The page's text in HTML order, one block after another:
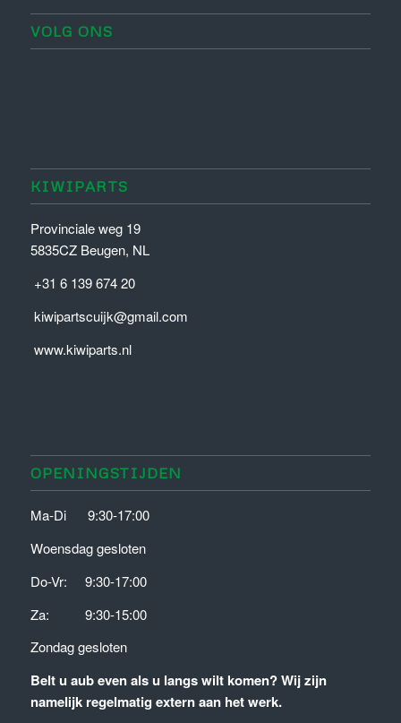
VOLG ONS
KIWIPARTS
Provinciale weg 19
5835CZ Beugen, NL
+31 6 139 674 20
kiwipartscuijk@gmail.com
www.kiwiparts.nl
OPENINGSTIJDEN
Ma-Di 9:30-17:00
Woensdag gesloten
Do-Vr: 9:30-17:00
Za: 9:30-15:00
Zondag gesloten
Belt u aub even als u langs wilt komen?Wij zijn
namelijk regelmatig extern aan het werk.